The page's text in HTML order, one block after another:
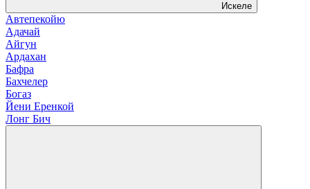
Искеле
Автепекойю
Адачай
Айгун
Ардахан
Бафра
Бахчелер
Богаз
Йени Еренкой
Лонг Бич